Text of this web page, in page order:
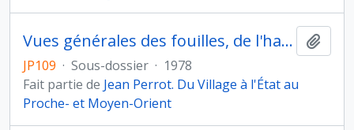
Vues générales des fouilles, de l'habitat et des sépultures
JP109 · Sous-dossier · 1978
Fait partie de Jean Perrot. Du Village à l'État au
Proche- et Moyen-Orient